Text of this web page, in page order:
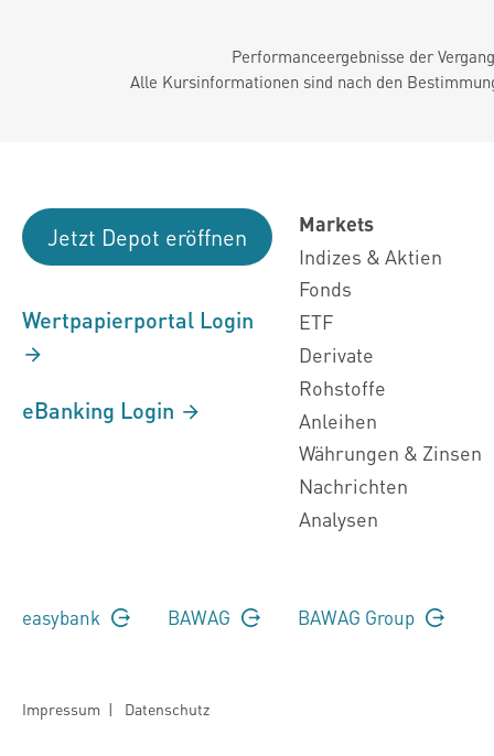
Performanceergebnisse der
Alle Kursinformationen sind nach den
Jetzt Depot eröffnen
Wertpapierportal Login
eBanking Login
Markets
Indizes & Aktien
Fonds
ETF
Derivate
Rohstoffe
Anleihen
Währungen & Zinsen
Nachrichten
Analysen
easybank BAWAG BAWAG Group
Impressum | Datenschutz